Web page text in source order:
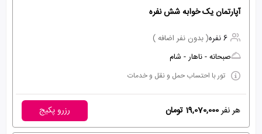
آپارتمان یک خوابه شش نفره
6 نفره
( بدون نفر اضافه )
صبحانه - ناهار - شام
تور با احتساب حمل و نقل و خدمات
هر نفر19,070,000 تومان رزرو پکیج